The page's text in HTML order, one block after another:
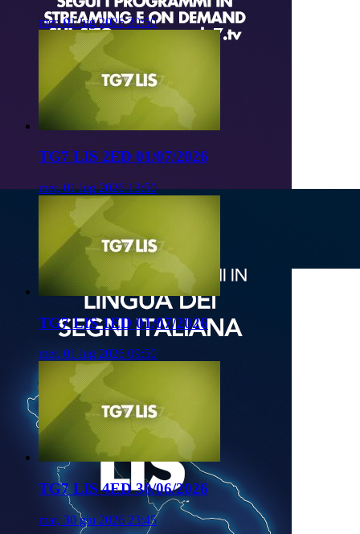
mer, 01 lug 2026 20:50
TG7 LIS 2ED 01/07/2026
mer, 01 lug 2026 13:50
TG7 LIS 1ED 01/07/2026
mer, 01 lug 2026 09:50
TG7 LIS 4ED 30/06/2026
mar, 30 giu 2026 23:45